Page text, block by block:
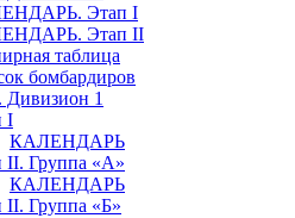
Этап I
Этап II
таблица
бомбардиров
1
I
КАЛЕНДАРЬ
II. Группа «А»
КАЛЕНДАРЬ
II. Группа «Б»